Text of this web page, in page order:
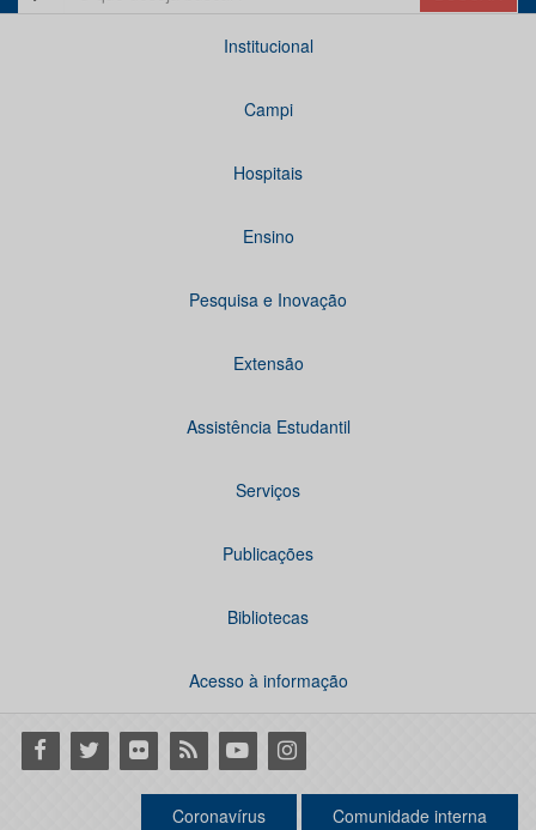
Institucional
Campi
Hospitais
Ensino
Pesquisa e Inovação
Extensão
Assistência Estudantil
Serviços
Publicações
Bibliotecas
Acesso à informação
Facebook
Twitter Flickr RSS YoutubeInstagram
Coronavírus Comunidade interna